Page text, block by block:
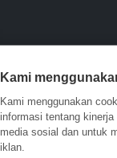
Kami
Kami menggunakan
informasi tentang
media sosial dan untuk
iklan.